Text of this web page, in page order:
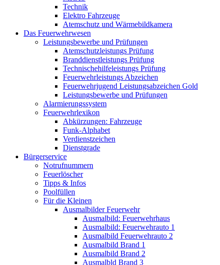
Technik
Elektro Fahrzeuge
Atemschutz und Wärmebildkamera
Das Feuerwehrwesen
Leistungsbewerbe und Prüfungen
Atemschutzleistungs Prüfung
Branddienstleistungs Prüfung
Technischehilfeleistungs Prüfung
Feuerwehrleistungs Abzeichen
Feuerwehrjugend Leistungsabzeichen Gold
Leistungsbewerbe und Prüfungen
Alarmierungssystem
Feuerwehrlexikon
Abkürzungen: Fahrzeuge
Funk-Alphabet
Verdienstzeichen
Dienstgrade
Bürgerservice
Notrufnummern
Feuerlöscher
Tipps & Infos
Poolfüllen
Für die Kleinen
Ausmalbilder Feuerwehr
Ausmalbild: Feuerwehrhaus
Ausmalbild: Feuerwehrauto 1
Ausmalbild Feuerwehrauto 2
Ausmalbild Brand 1
Ausmalbild Brand 2
Ausmalbld Brand 3